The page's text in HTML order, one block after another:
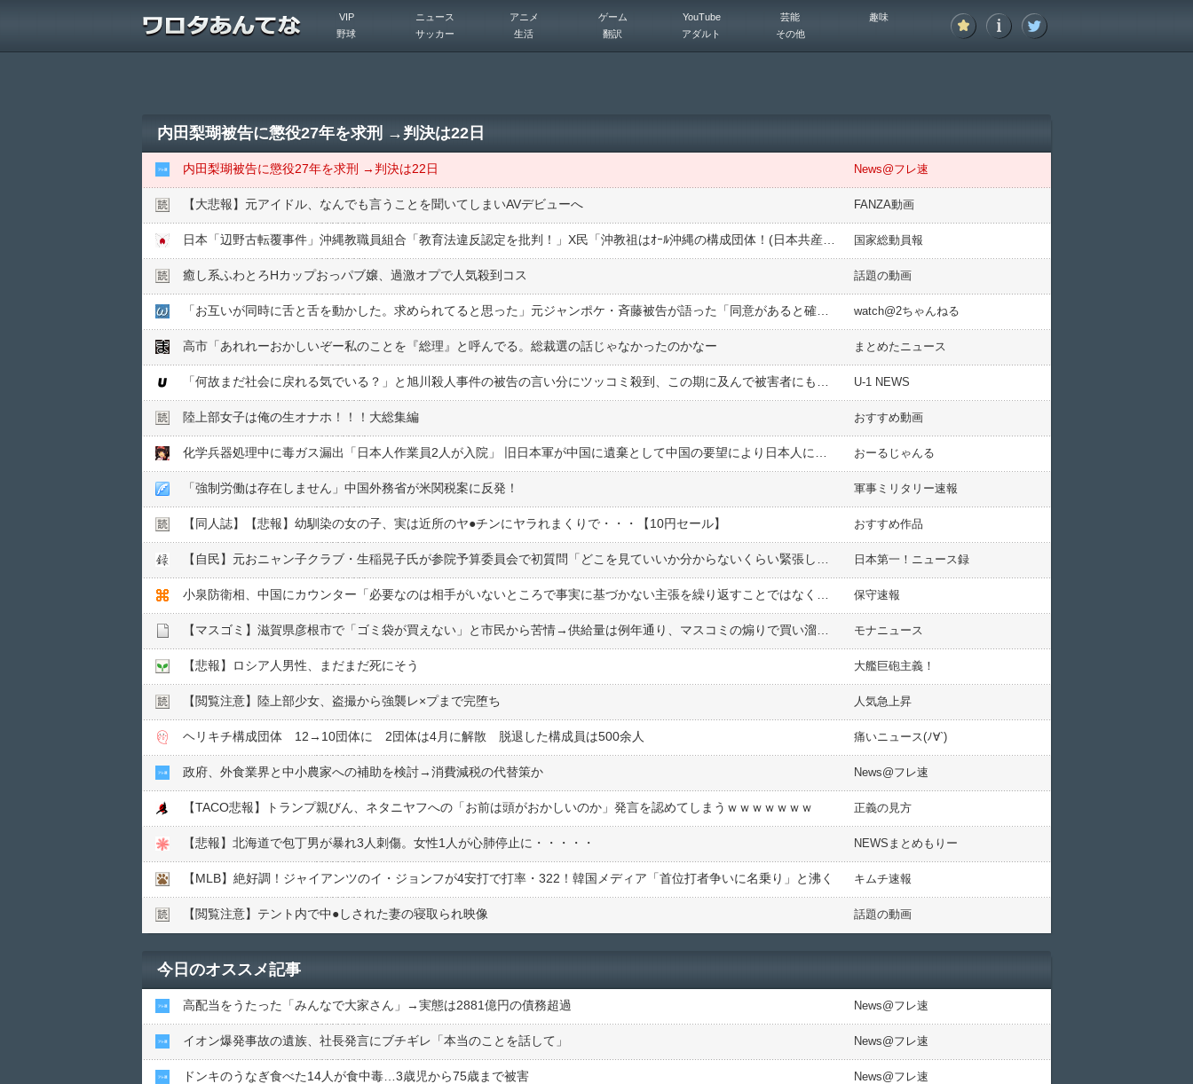
VIP ニュース アニメ ゲーム YouTube 芸能
趣味
野球
サッカー 生活 翻訳 アダルト その他
内田梨瑚被告に懲役27年を求刑 →判決は22日
内田梨瑚被告に懲役27年を求刑 →判決は22日 News@フレ速
【大悲報】元アイドル、なんでも言うことを聞いてしまいAVデビューへ FANZA動画
国家総動員報
癒し系ふわとろHカップおっパブ嬢、過激オプで人気殺到コス 話題の動画
watch@2ちゃんねる
高市「あれれーおかしいぞー私のことを『総理』と呼んでる。総裁選の話じゃなかったのかなー まとめたニュース
U-1 NEWS
陸上部女子は俺の生オナホ！！！大総集編 おすすめ動画
おーるじゃんる
「強制労働は存在しません」中国外務省が米関税案に反発！ 軍事ミリタリー速報
【同人誌】【悲報】幼馴染の女の子、実は近所のヤ●︎チンにヤラれまくりで・・・【10円セール】 おすすめ作品
日本第一！ニュース録
保守速報
モナニュース
【悲報】ロシア人男性、まだまだ死にそう 大艦巨砲主義！
【閲覧注意】陸上部少女、盗撮から強襲レ×プまで完堕ち 人気急上昇
ヘリキチ構成団体 12→10団体に 2団体は4月に解散 脱退した構成員は500余人 痛いニュース(ﾉ∀`)
政府、外食業界と中小農家への補助を検討→消費減税の代替策か News@フレ速
【TACO悲報】トランプ親びん、ネタニヤフへの「お前は頭がおかしいのか」発言を認めてしまうｗｗｗｗｗｗｗ 正義の見方
【悲報】北海道で包丁男が暴れ3人刺傷。女性1人が心肺停止に・・・・・ NEWSまとめもりー
【MLB】絶好調！ジャイアンツのイ・ジョンフが4安打で打率・322！韓国メディア「首位打者争いに名乗り」と沸く キムチ速報
【閲覧注意】テント内で中●︎しされた妻の寝取られ映像 話題の動画
今日のオススメ記事
高配当をうたった「みんなで大家さん」→実態は2881億円の債務超過 News@フレ速
イオン爆発事故の遺族、社長発言にブチギレ「本当のことを話して」 News@フレ速
ドンキのうなぎ食べた14人が食中毒…3歳児から75歳まで被害 News@フレ速